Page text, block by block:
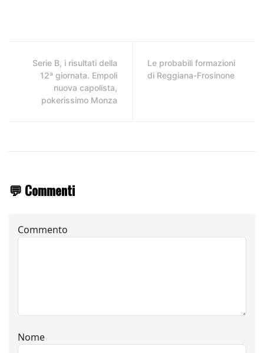
Serie B, i risultati della
12ª giornata. Empoli
nuova capolista,
pokerissimo Monza
Le probabili formazioni
di Reggiana-Frosinone
💬 Commenti